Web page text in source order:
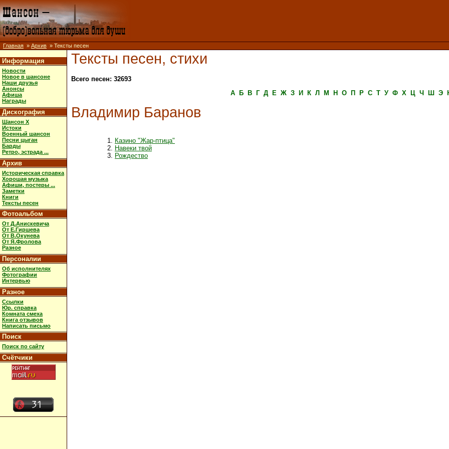
Главная » Архив » Тексты песен
Информация
Новости
Новое в шансоне
Наши друзья
Анонсы
Афиша
Награды
Дискография
Шансон X
Истоки
Военный шансон
Песни цыган
Барды
Ретро, эстрада ...
Архив
Историческая справка
Хорошая музыка
Афиши, постеры ...
Заметки
Книги
Тексты песен
Фотоальбом
От Д.Анискевича
От Е.Гиршева
От В.Окунева
От Я.Фролова
Разное
Персоналии
Об исполнителях
Фотографии
Интервью
Разное
Ссылки
Юр. справка
Комната смеха
Книга отзывов
Написать письмо
Поиск
Поиск по сайту
Счётчики
Тексты песен, стихи
Всего песен: 32693
А
Б В Г Д Е Ж З И К Л М Н О П Р С Т У Ф Х Ц Ч Ш Э
Владимир Баранов
Казино "Жар-птица"
Навеки твой
Рождество